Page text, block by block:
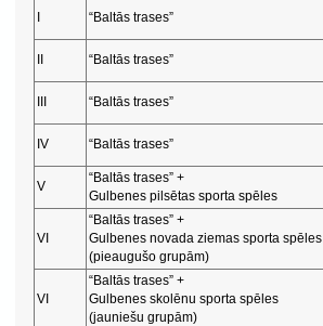
“Baltās trases”
“Baltās trases”
“Baltās trases”
IV “Baltās trases”
V
“Baltās trases” +
Gulbenes pilsētas sporta spēles
VI
“Baltās trases” +
Gulbenes novada ziemas sporta spēles
(pieaugušo grupām)
VI
“Baltās trases” +
Gulbenes skolēnu sporta spēles
(jauniešu grupām)